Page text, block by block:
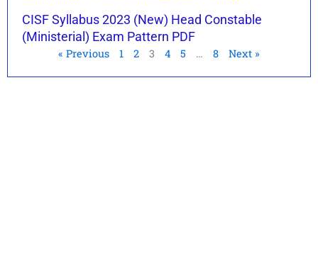
CISF Syllabus 2023 (New) Head Constable
(Ministerial) Exam Pattern PDF
« Previous 1 2 3 4 5 … 8 Next »